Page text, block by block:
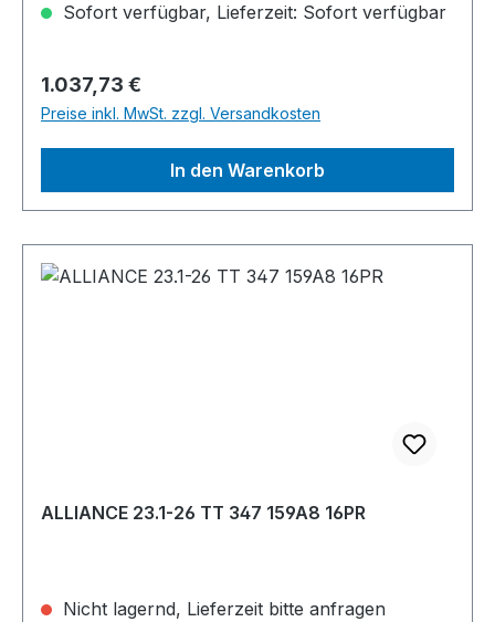
Sofort verfügbar, Lieferzeit: Sofort verfügbar
Regulärer Preis:
1.037,73 €
Preise inkl. MwSt. zzgl. Versandkosten
In den Warenkorb
ALLIANCE 23.1-26 TT 347 159A8 16PR
Nicht lagernd, Lieferzeit bitte anfragen